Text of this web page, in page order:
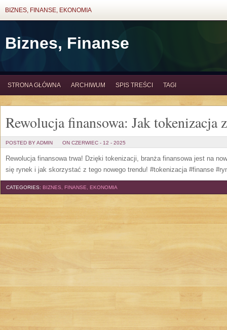
BIZNES, FINANSE, EKONOMIA
Biznes, Finanse
STRONA GŁÓWNA ARCHIWUM SPIS TREŚCI TAGI
Rewolucja finansowa: Jak tokenizacja
POSTED BY ADMIN ON CZERWIEC - 12 - 2025
Rewolucja finansowa trwa! Dzięki tokenizacji, branża finansowa jest na
się rynek i jak skorzystać z tego nowego trendu! #tokenizacja #finanse
CATEGORIES: BIZNES, FINANSE, EKONOMIA